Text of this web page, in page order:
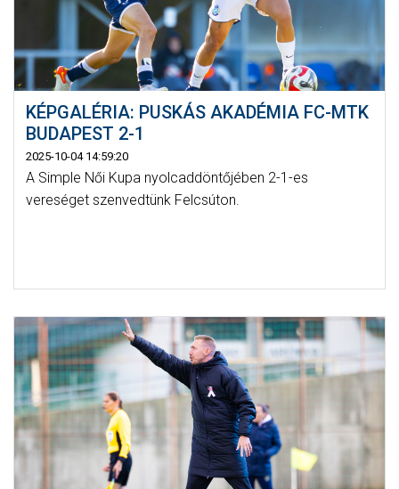
SZURKOLÓI ÉLMÉNYEK
SAJTÓ
KÉPGALÉRIA: PUSKÁS AKADÉMIA FC-MTK
BUDAPEST 2-1
2025-10-04 14:59:20
A Simple Női Kupa nyolcaddöntőjében 2-1-es
vereséget szenvedtünk Felcsúton.